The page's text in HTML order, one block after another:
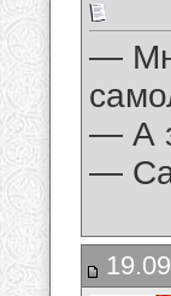
—
— А
—